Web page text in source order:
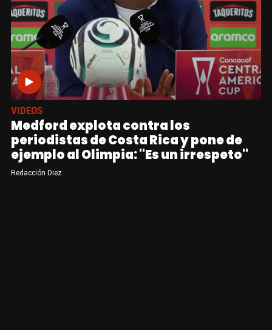
VIDEOS
Medford explota contra los
periodistas de Costa Rica y pone de
ejemplo al Olimpia: "Es un irrespeto"
Redacción Diez